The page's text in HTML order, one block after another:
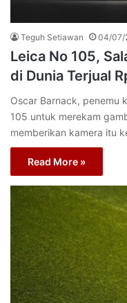
Teguh Setiawan 04/07/
Leica No 105,
di Dunia Terjual
Oscar Barnack, penemu
105 untuk merekam
memberikan kamera itu
Read More »